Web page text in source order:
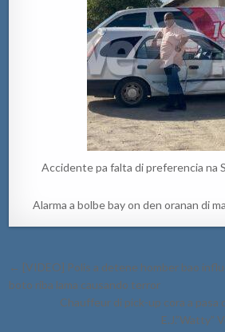
Accidente pa falta di preferencia na
Alarma a bolbe bay on den oranan di
Post
navigation
← [VIDEO] Polis a detene homber bao
boto riba lama causando terror
Chauffeur di pick-up cora a pasa
E.J.”Watty”